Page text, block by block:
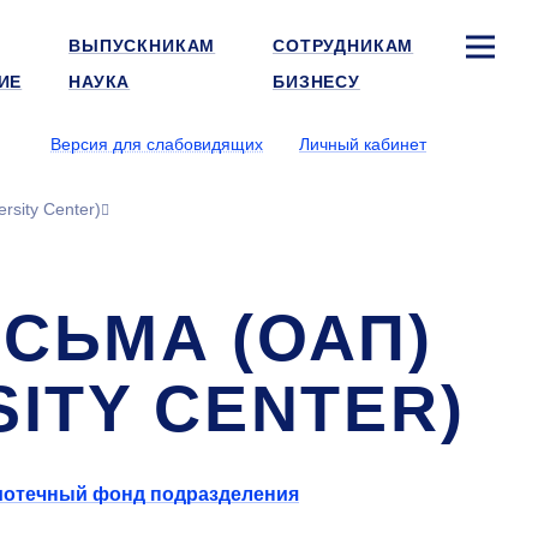
ВЫПУСКНИКАМ
СОТРУДНИКАМ
НАУКА БИЗНЕСУ
Версия для слабовидящих Личный кабинет
Center)
(ОАП)
CENTER)
фонд подразделения